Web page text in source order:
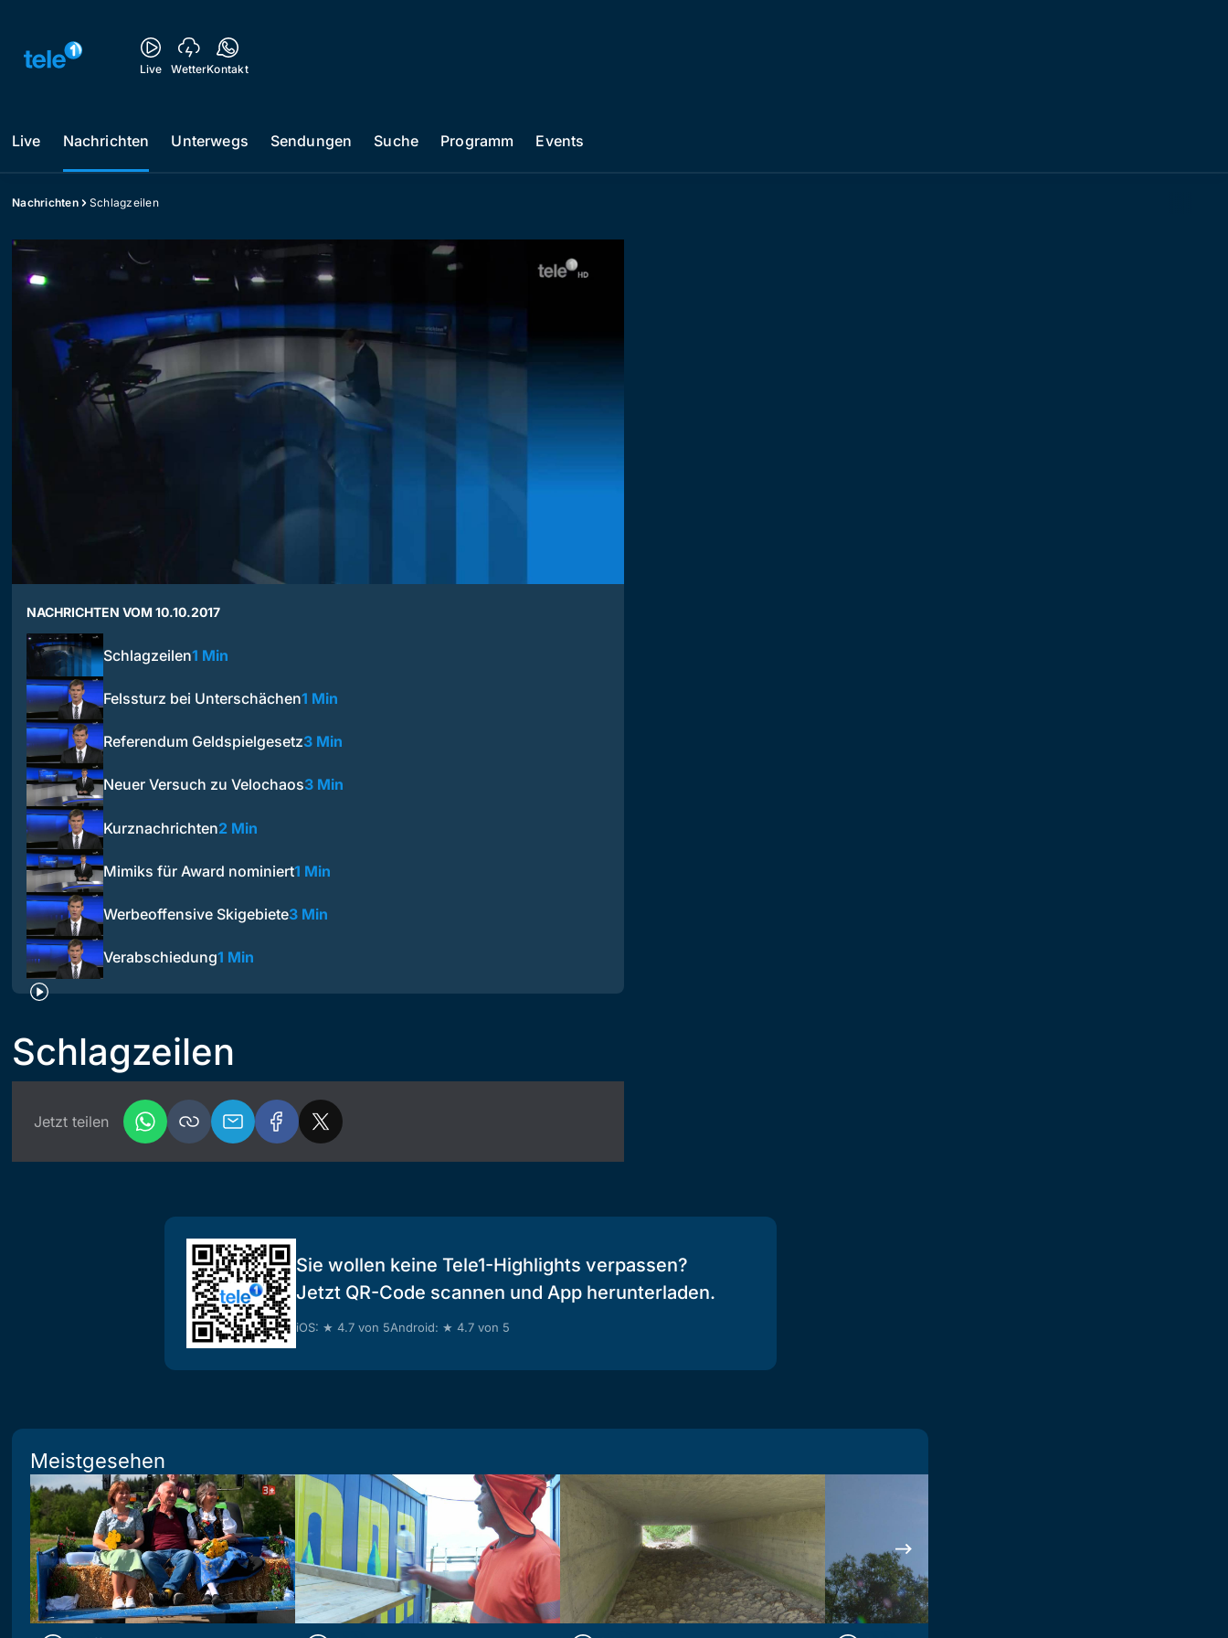
Live WetterKontakt
Live Nachrichten Unterwegs Sendungen Suche Programm Events
Nachrichten Schlagzeilen
NACHRICHTEN VOM 10.10.2017
Schlagzeilen1 Min
Felssturz bei Unterschächen1 Min
Referendum Geldspielgesetz3 Min
Neuer Versuch zu Velochaos3 Min
Kurznachrichten2 Min
Mimiks für Award nominiert1 Min
Werbeoffensive Skigebiete3 Min
Verabschiedung1 Min
Schlagzeilen
Jetzt teilen
Sie wollen keine Tele1-Highlights verpassen?
Jetzt QR-Code scannen und App herunterladen.
iOS: ★ 4.7 von 5Android: ★ 4.7 von 5
Meistgesehen